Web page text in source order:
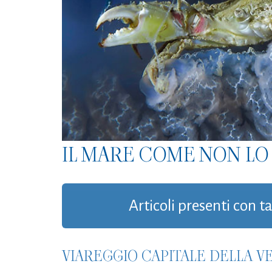
IL MARE COME NON
Articoli presenti con
VIAREGGIO CAPITALE DELLA